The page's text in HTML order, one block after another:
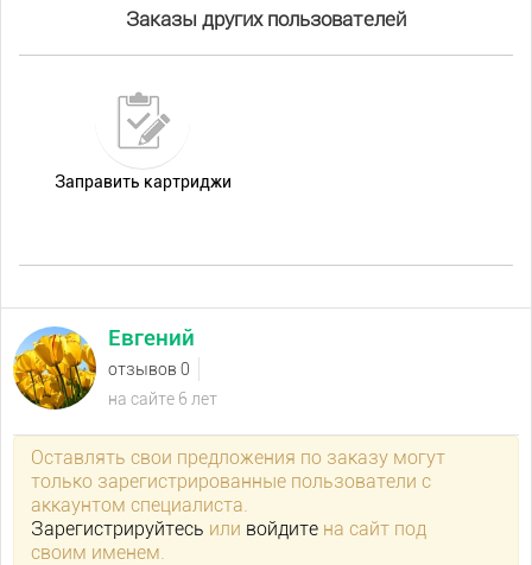
Заказы других пользователей
Заправить картриджи
Евгений
отзывов 0
на сайте 6 лет
Оставлять свои предложения по заказу могут
только зарегистрированные пользователи с
аккаунтом специалиста.
Зарегистрируйтесь или войдите на сайт под
своим именем.